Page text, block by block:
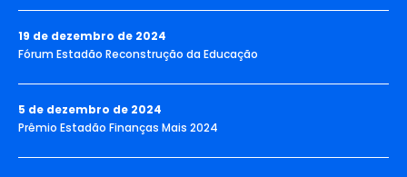
19 de dezembro de 2024
Fórum Estadão Reconstrução da Educação
5 de dezembro de 2024
Prêmio Estadão Finanças Mais 2024